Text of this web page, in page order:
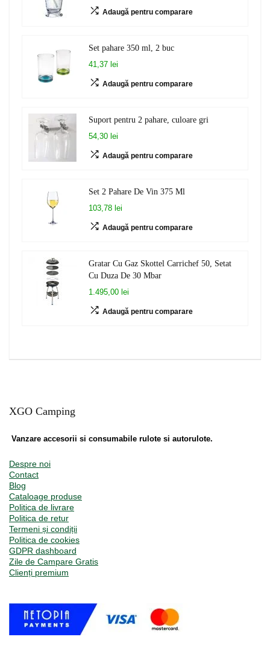
Adaugă pentru comparare
Set pahare 350 ml, 2 buc
41,37 lei
Adaugă pentru comparare
Suport pentru 2 pahare, culoare gri
54,30 lei
Adaugă pentru comparare
Set 2 Pahare De Vin 375 Ml
103,78 lei
Adaugă pentru comparare
Gratar Cu Gaz Skottel Carrichef 50, Setat
Cu Duza De 30 Mbar
1.495,00 lei
Adaugă pentru comparare
XGO Camping
Vanzare accesorii si consumabile rulote si autorulote.
Despre noi
Contact
Blog
Cataloage produse
Politica de livrare
Politica de retur
Termeni și condiții
Politica de cookies
GDPR dashboard
Zile de Campare Gratis
Clienți premium